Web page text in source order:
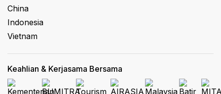
China
Indonesia
Vietnam
Keahlian & Kerjasama Bersama